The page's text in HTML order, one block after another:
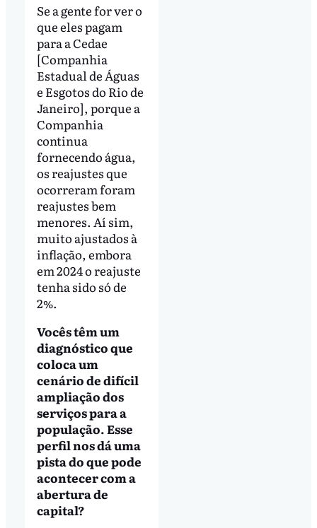
Se a gente for ver o
que eles pagam
para a Cedae
[Companhia
Estadual de Águas
e Esgotos do Rio de
Janeiro], porque a
Companhia
continua
fornecendo água,
os reajustes que
ocorreram foram
reajustes bem
menores. Aí sim,
muito ajustados à
inflação, embora
em 2024 o reajuste
tenha sido só de
2%.
Vocês têm um
diagnóstico que
coloca um
cenário de difícil
ampliação dos
serviços para a
população. Esse
perfil nos dá uma
pista do que pode
acontecer com a
abertura de
capital?